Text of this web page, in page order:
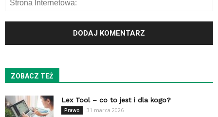
ZOBACZ TEŻ
Lex Tool – co to jest i dla kogo?
Prawo 31 marca 2026